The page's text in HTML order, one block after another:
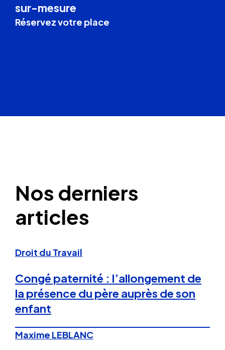
sur-mesure
Réservez votre place
Nos derniers
articles
Droit du Travail
Congé paternité : l’allongement de
la présence du père auprès de son
enfant
Maxime LEBLANC